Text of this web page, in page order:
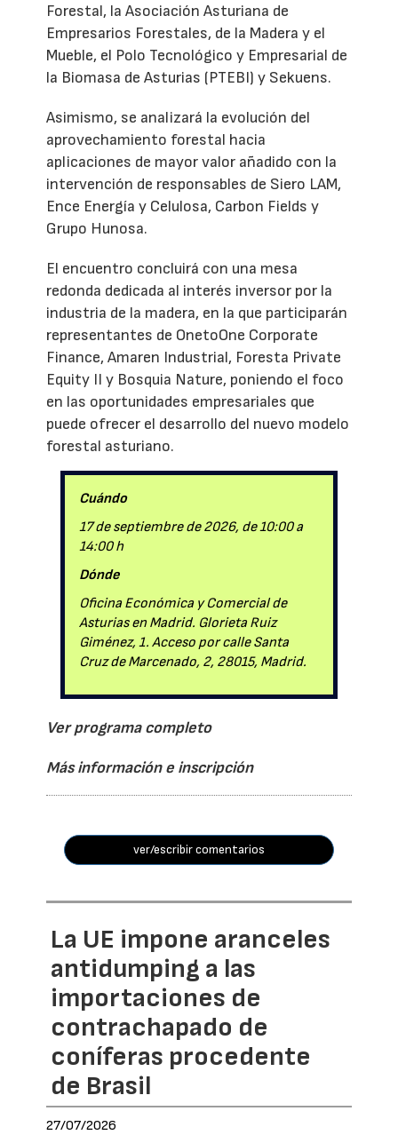
Forestal, la Asociación Asturiana de
Empresarios Forestales, de la Madera y el
Mueble, el Polo Tecnológico y Empresarial de
la Biomasa de Asturias (PTEBI) y Sekuens.
Asimismo, se analizará la evolución del
aprovechamiento forestal hacia
aplicaciones de mayor valor añadido con la
intervención de responsables de Siero LAM,
Ence Energía y Celulosa, Carbon Fields y
Grupo Hunosa.
El encuentro concluirá con una mesa
redonda dedicada al interés inversor por la
industria de la madera, en la que participarán
representantes de OnetoOne Corporate
Finance, Amaren Industrial, Foresta Private
Equity II y Bosquia Nature, poniendo el foco
en las oportunidades empresariales que
puede ofrecer el desarrollo del nuevo modelo
forestal asturiano.
Cuándo
17 de septiembre de 2026, de 10:00 a
14:00 h
Dónde
Oficina Económica y Comercial de
Asturias en Madrid. Glorieta Ruiz
Giménez, 1. Acceso por calle Santa
Cruz de Marcenado, 2, 28015, Madrid.
Ver programa completo
Más información e inscripción
ver/escribir comentarios
La UE impone aranceles
antidumping a las
importaciones de
contrachapado de
coníferas procedente
de Brasil
27/07/2026